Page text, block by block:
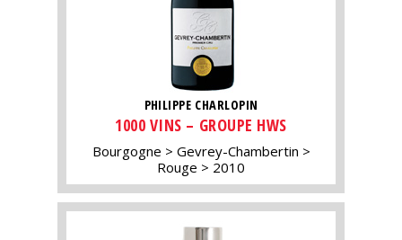
PHILIPPE CHARLOPIN
1000 VINS – GROUPE HWS
Bourgogne
Gevrey-Chambertin
Rouge
2010